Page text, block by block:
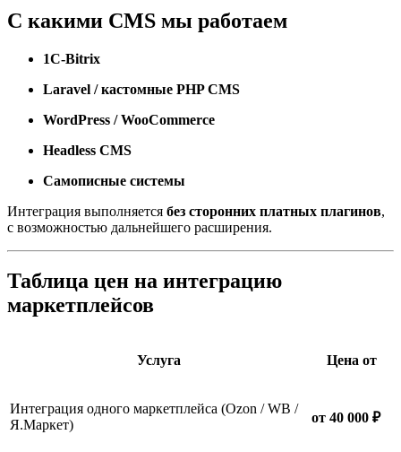
С какими CMS мы работаем
1C-Bitrix
Laravel / кастомные PHP CMS
WordPress / WooCommerce
Headless CMS
Самописные системы
Интеграция выполняется без сторонних платных плагинов,
с возможностью дальнейшего расширения.
Таблица цен на интеграцию
маркетплейсов
Услуга Цена от
Интеграция одного маркетплейса (Ozon / WB /
Я.Маркет)
от 40 000 ₽